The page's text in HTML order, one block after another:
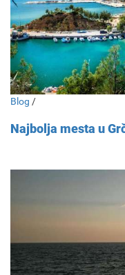
Blog /
Najbolja mesta u